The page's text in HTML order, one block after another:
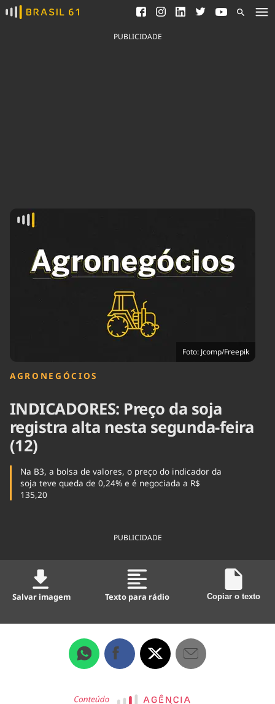
Ver todas as notícias
Saneamento
Indicadores
Agronegócios
Brasil Mineral
Ciência &
Tecnologia
Economia
Educação
Infraestrutura
Internacional
Política
Saúde
Tempo
PUBLICIDADE
Foto: Jcomp/Freepik
AGRONEGÓCIOS
INDICADORES: Preço da soja
registra alta nesta segunda-feira
(12)
Na B3, a bolsa de valores, o preço do indicador da
soja teve queda de 0,24% e é negociada a R$
135,20
PUBLICIDADE
Salvar imagem Texto para rádio Copiar o texto